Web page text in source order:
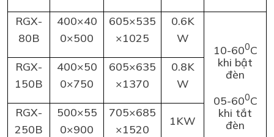
RGX-
80B
400×40
0×500
605×535
×1025
0.6K
W
10-600C
khi bật
đèn
05-600C
khi tắt
đèn
RGX-
150B
400×50
0×750
605×635
×1370
0.8K
W
RGX-
250B
500×55
0×900
705×685
×1520
1KW